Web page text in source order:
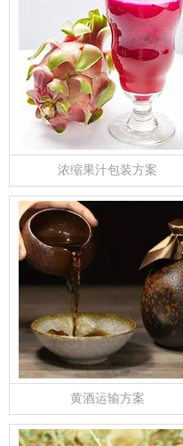
浓缩果汁包装方案
黄酒运输方案